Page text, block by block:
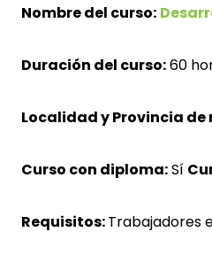
Nombre del curso:
Duración del curso:60
Localidad y Provincia
Curso con diploma:Sí
Requisitos:Trabajadores